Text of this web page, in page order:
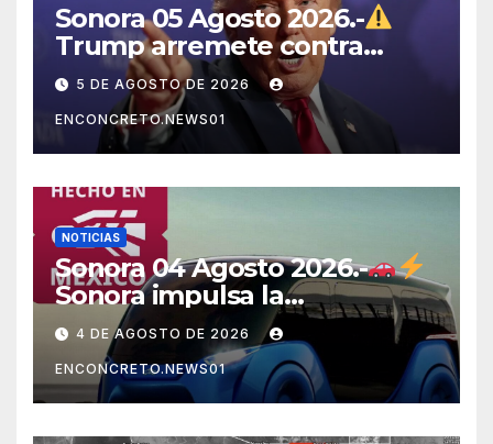
Sonora 05 Agosto 2026.-
Trump arremete contra
México, Canadá y otras
potencias por supuestos
abusos comerciales
5 DE AGOSTO DE 2026
ENCONCRETO.NEWS01
NOTICIAS
Sonora 04 Agosto 2026.-
Sonora impulsa la
electromovilidad con
«Beyond», un vehículo
eléctrico desarrollado junto
al ITH
4 DE AGOSTO DE 2026
ENCONCRETO.NEWS01